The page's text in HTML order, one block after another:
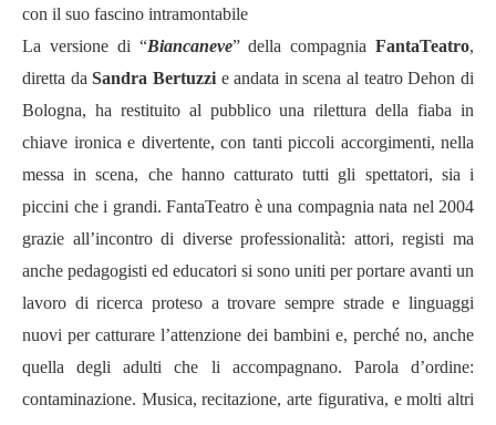
con il suo fascino intramontabile
La versione di “Biancaneve” della compagnia FantaTeatro,
diretta daSandra Bertuzzie andata in scena al teatro Dehon di
Bologna, ha restituito al pubblico una rilettura della fiaba in
chiave ironica e divertente, con tanti piccoli accorgimenti, nella
messa in scena, che hanno catturato tutti gli spettatori, sia i
piccini che i grandi. FantaTeatro è una compagnia nata nel 2004
grazie all’incontro di diverse professionalità: attori, registi ma
anche pedagogisti ed educatori si sono uniti per portare avanti un
lavoro di ricerca proteso a trovare sempre strade e linguaggi
nuovi per catturare l’attenzione dei bambini e, perché no, anche
quella degli adulti che li accompagnano. Parola d’ordine:
contaminazione. Musica, recitazione, arte figurativa, e molti altri